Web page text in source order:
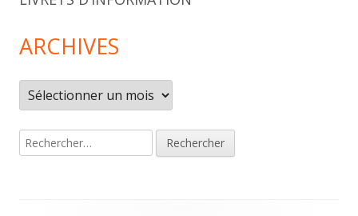
ARCHIVES
Archives
Rechercher :